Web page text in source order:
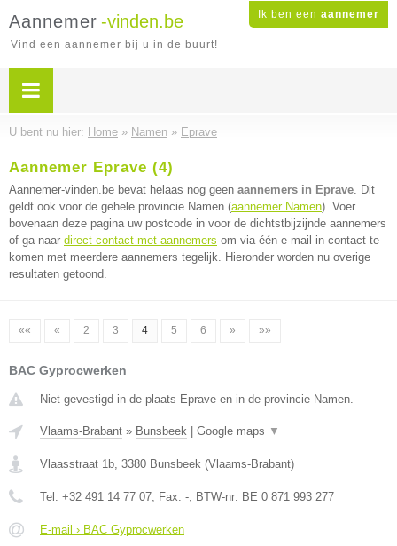
Ik ben een aannemer
Aannemer -vinden.be
Vind een aannemer bij u in de buurt!
U bent nu hier: Home » Namen » Eprave
Aannemer Eprave (4)
Aannemer-vinden.be bevat helaas nog geen aannemers in Eprave. Dit
geldt ook voor de gehele provincie Namen (aannemer Namen). Voer
bovenaan deze pagina uw postcode in voor de dichtstbijzijnde aannemers
of ga naar direct contact met aannemers om via één e-mail in contact te
komen met meerdere aannemers tegelijk. Hieronder worden nu overige
resultaten getoond.
«« « 2 3 4 5 6 » »»
BAC Gyprocwerken
Niet gevestigd in de plaats Eprave en in de provincie Namen.
Vlaams-Brabant » Bunsbeek Google maps ▼
Vlaasstraat 1b, 3380 Bunsbeek (Vlaams-Brabant)
Tel: +32 491 14 77 07, Fax: -, BTW-nr: BE 0 871 993 277
E-mail › BAC Gyprocwerken